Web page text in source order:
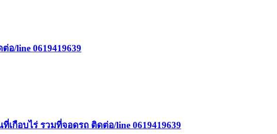
/line 0619419639
กือบไร่ รวมที่จอดรถ ติดต่อ/line 0619419639